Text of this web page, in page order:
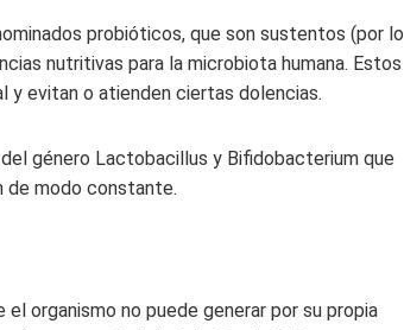
probióticos, que son sustentos (por lo
nutritivas para la microbiota humana. Estos
y evitan o atienden ciertas dolencias.
género Lactobacillus y Bifidobacterium que
de modo constante.
organismo no puede generar por su propia